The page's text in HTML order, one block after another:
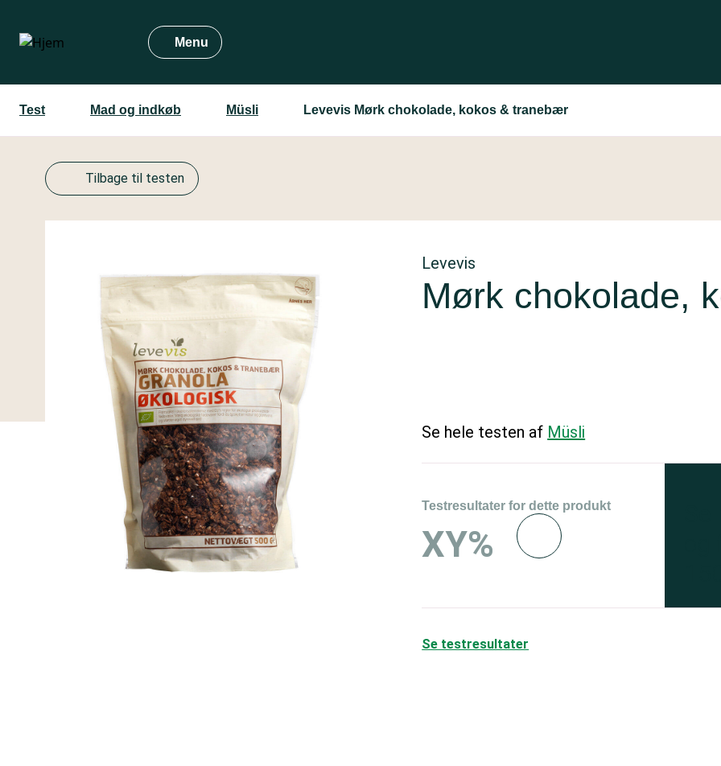
hovedindhold
Menu
Test Mad og indkøb Müsli Levevis Mørk chokolade, kokos & tranebær
Tilbage til testen
Levevis
Mørk chokolade,
Se hele testen af Müsli
Testresultater for dette produkt
XY%
Se testresultater